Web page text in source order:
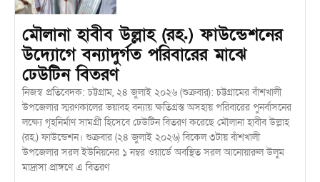
মৌলানা হাবীব উল্লাহ (রহ.) ফাউন্ডেশনের
উদ্যোগে বন্যাদুর্গত পরিবারের মাঝে
ঢেউটিন বিতরণ
নিজস্ব প্রতিবেদক: চট্টগ্রাম, ২৪ জুলাই ২০২৬ (শুক্রবার): চট্টগ্রামের বাঁশখালী
উপজেলার স্মরণকালের ভয়াবহ বন্যায় ক্ষতিগ্রস্ত অসহায় পরিবারের পুনর্বাসনের
লক্ষ্যে গৃহনির্মাণ সামগ্রী হিসেবে ঢেউটিন বিতরণ করেছে মৌলানা হাবীব উল্লাহ
(রহ.) ফাউন্ডেশন। শুক্রবার (২৪ জুলাই ২০২৬) বিকেল ৩টায় বাঁশখালী
উপজেলার সরল ইউনিয়নের ১ নম্বর ওয়ার্ডে অবস্থিত সরল আনোয়ারুল উলুম
মাদ্রাসা প্রাঙ্গণে এ বিতরণ